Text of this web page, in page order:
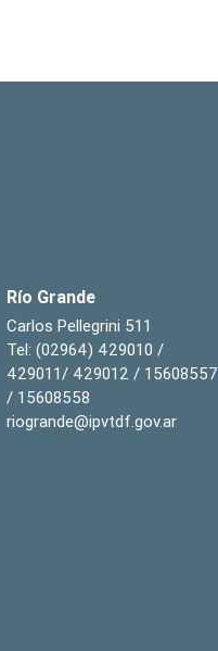
Río Grande
Carlos Pellegrini 511
Tel: (02964) 429010 /
429011/ 429012 / 15608557
/ 15608558
riogrande@ipvtdf.gov.ar